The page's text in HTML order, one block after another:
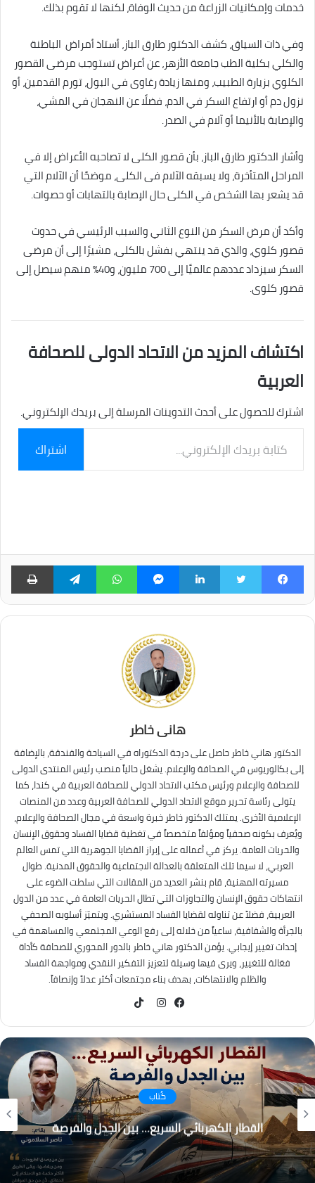
خدمات وإمكانيات الزراعة من حديث الوفاة، لكنها لا تقوم بذلك.
وفي ذات السياق، كشف الدكتور طارق الباز، أستاذ أمراض الباطنة
والكلي بكلية الطب جامعة الأزهر، عن أعراض تستوجب مرضى القصور
الكلوي بزيارة الطبيب، ومنها زيادة رغاوى في البول، تورم القدمين، أو
نزول دم أو ارتفاع السكر في الدم، فضلًا عن النهجان في المشي،
والإصابة بالأنيما أو آلام في الصدر.
وأشار الدكتور طارق الباز، بأن قصور الكلى لا تصاحبه الأعراض إلا في
المراحل المتأخرة، ولا يسبقه الآلام فى الكلى، موضحًا أن الآلام التي
قد يشعر بها الشخص في الكلى حال الإصابة بالتهابات أو حصوات.
وأكد أن مرض السكر من النوع الثاني والسبب الرئيسي في حدوث
قصور كلوي، والذي قد ينتهي بفشل بالكلى، مشيرًا إلى أن مرضى
السكر سيزداد عددهم عالميًا إلى 700 مليون، و40% منهم سيصل إلى
قصور كلوى.
اكتشاف المزيد من الاتحاد الدولى للصحافة
العربية
اشترك للحصول على أحدث التدوينات المرسلة إلى بريدك الإلكتروني.
بريدك
الإلكتروني...
اشتراك
فيسبوك لينكدإن ماسنجر واتساب تيلقرام
هانى خاطر
الدكتور هاني خاطر حاصل على درجة الدكتوراه في السياحة والفندقة، بالإضافة
إلى بكالوريوس في الصحافة والإعلام. يشغل حالياً منصب رئيس المنتدى الدولى
للصحافة والإعلام ورئيس مكتب الاتحاد الدولي للصحافة العربية في كندا، كما
يتولى رئاسة تحرير موقع الاتحاد الدولي للصحافة العربية وعدد من المنصات
الإعلامية الأخرى. يمتلك الدكتور خاطر خبرة واسعة في مجال الصحافة والإعلام،
ويُعرف بكونه صحفياً ومؤلفاً متخصصاً في تغطية قضايا الفساد وحقوق الإنسان
والحريات العامة. يركز في أعماله على إبراز القضايا الجوهرية التي تمس العالم
العربي، لا سيما تلك المتعلقة بالعدالة الاجتماعية والحقوق المدنية. طوال
مسيرته المهنية، قام بنشر العديد من المقالات التي سلطت الضوء على
انتهاكات حقوق الإنسان والتجاوزات التي تطال الحريات العامة في عدد من الدول
العربية، فضلاً عن تناوله لقضايا الفساد المستشري. ويتميّز أسلوبه الصحفي
بالجرأة والشفافية، ساعياً من خلاله إلى رفع الوعي المجتمعي والمساهمة في
إحداث تغيير إيجابي. يؤمن الدكتور هاني خاطر بالدور المحوري للصحافة كأداة
فعّالة للتغيير، ويرى فيها وسيلة لتعزيز التفكير النقدي ومواجهة الفساد
والظلم والانتهاكات، بهدف بناء مجتمعات أكثر عدلاً وإنصافاً.
كُتاب
القطار الكهربائي السريع… بين الجدل والفرصة